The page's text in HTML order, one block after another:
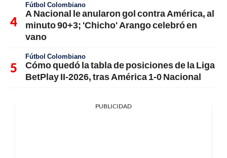
Fútbol Colombiano
A Nacional le anularon gol contra América, al
minuto 90+3; 'Chicho' Arango celebró en
vano
Fútbol Colombiano
Cómo quedó la tabla de posiciones de la Liga
BetPlay II-2026, tras América 1-0 Nacional
PUBLICIDAD